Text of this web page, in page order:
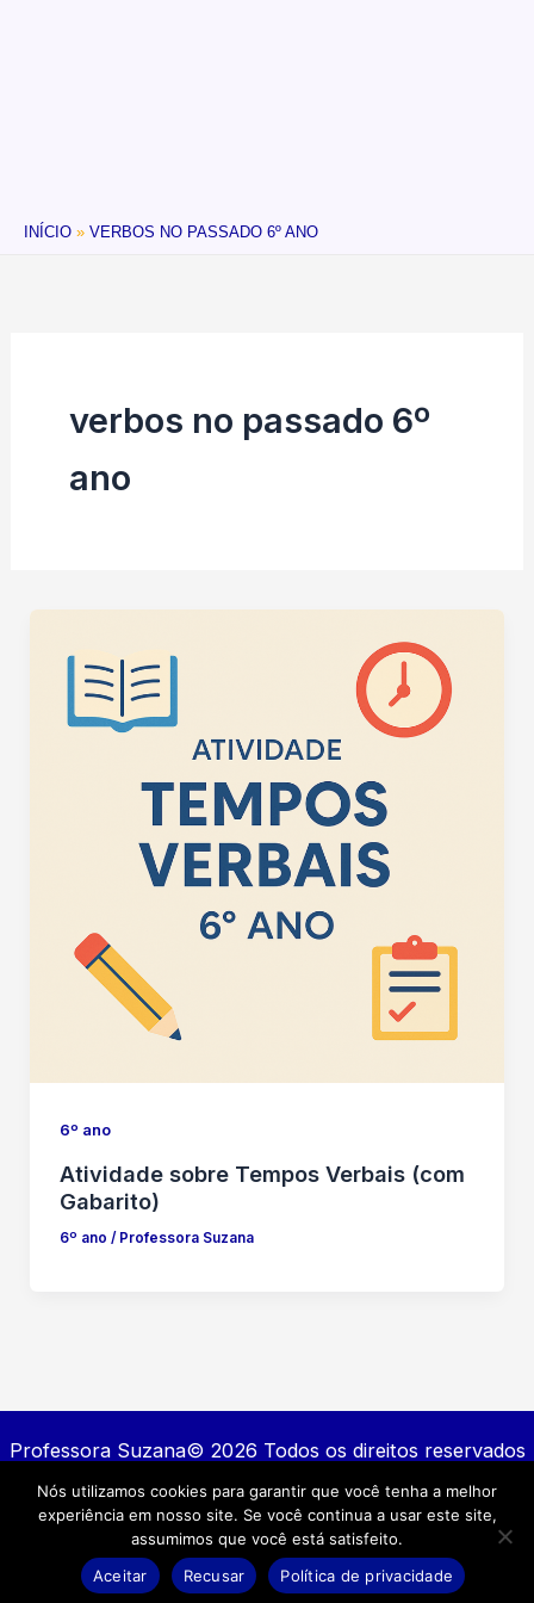
INÍCIO VERBOS NO PASSADO 6º ANO
verbos no passado 6º
ano
6º ano
Atividade sobre Tempos Verbais (com
Gabarito)
6º ano / Professora Suzana
Professora Suzana© 2026 Todos os direitos reservados
Contato
Política de privacidade
Termos e Condições
Nós utilizamos cookies para garantir que você tenha a melhor
experiência em nosso site. Se você continua a usar este site,
assumimos que você está satisfeito.
Aceitar
Recusar Política de privacidade